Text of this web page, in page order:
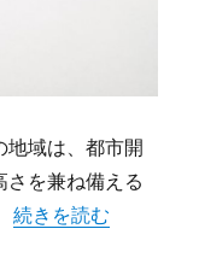
地域は、都市開
を兼ね備える
“みなとみらいの都
続きを読む